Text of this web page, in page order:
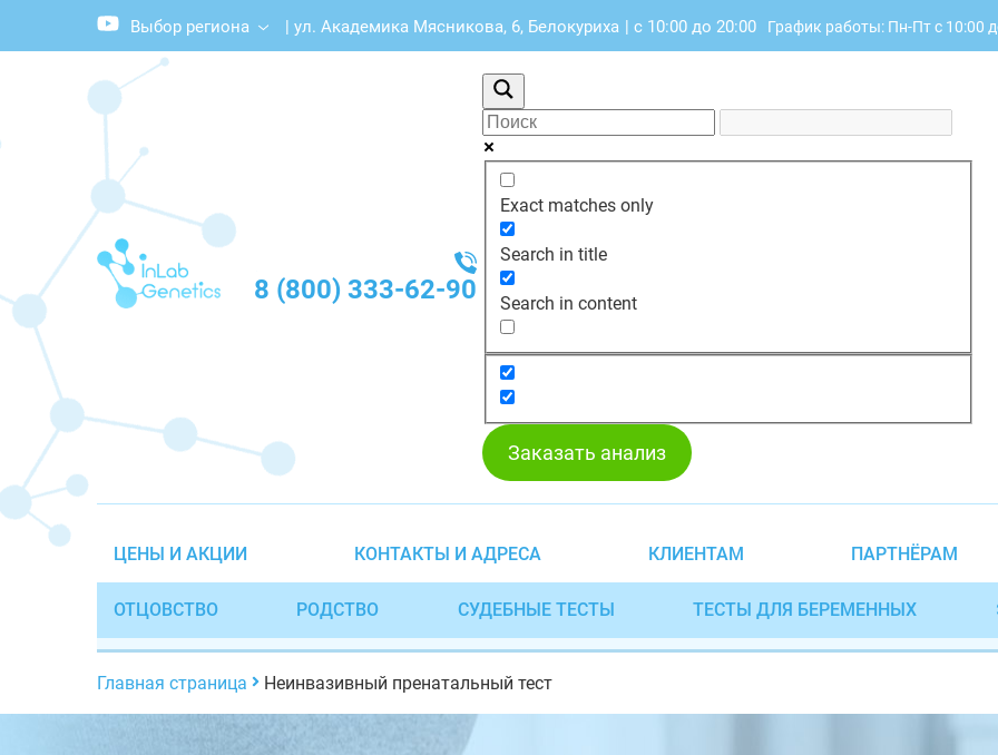
Выбор региона | ул. Академика Мясникова, 6, Белокуриха | с 10:00 до 20:00 График работы: Пн-Пт с 10:00
8 (800) 333-62-90
Exact matches only
Search in title
Search in content
Заказать анализ
ЦЕНЫ И АКЦИИ КОНТАКТЫ И АДРЕСА КЛИЕНТАМ ПАРТНЁРАМ
ОТЦОВСТВО РОДСТВО СУДЕБНЫЕ ТЕСТЫ ТЕСТЫ ДЛЯ БЕРЕМЕННЫХ
Главная страница Неинвазивный пренатальный тест